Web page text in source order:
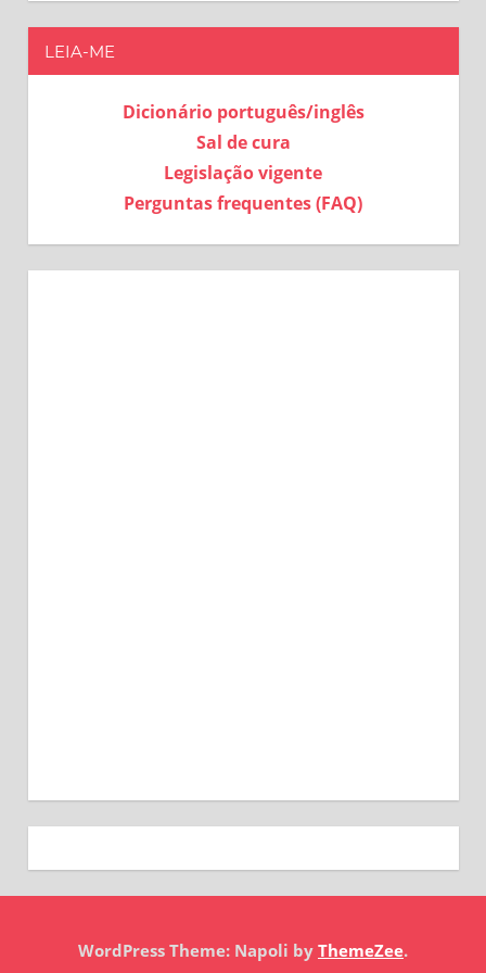
LEIA-ME
Dicionário português/inglês
Sal de cura
Legislação vigente
Perguntas frequentes (FAQ)
WordPress Theme: Napoli by ThemeZee.